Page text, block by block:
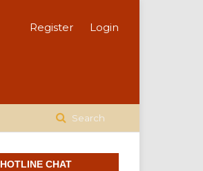
Search
Register Login
HOTLINE CHAT